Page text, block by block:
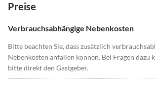
Preise
Verbrauchsabhängige Nebenkosten
Bitte beachten Sie, dass zusätzlich
Nebenkosten anfallen können. Bei Fragen dazu
bitte direkt den Gastgeber.